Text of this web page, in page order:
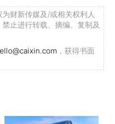
财新传媒及/或相关权利人
止进行转载、摘编、复制及
，获得书面